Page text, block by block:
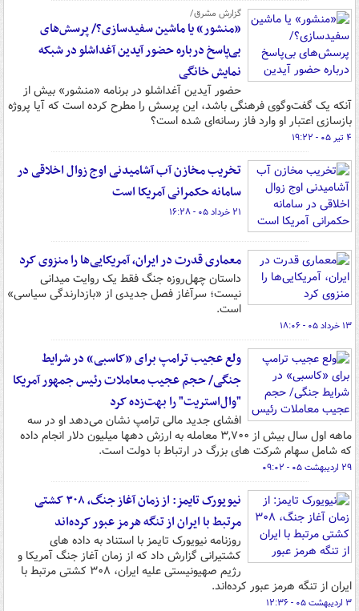
گزارش مشرق/
«منشور» یا ماشین سفیدسازی؟/ پرسش‌های
بی‌پاسخ درباره حضور آیدین آغداشلو در شبکه
نمایش خانگی
حضور آیدین آغداشلو در برنامه «منشور» بیش از
آنکه یک گفت‌وگوی فرهنگی باشد، این پرسش را مطرح کرده است که آیا پروژه
بازسازی اعتبار او وارد فاز رسانه‌ای شده است؟
۴ تیر ۰۵ - ۱۹:۲۲
تخریب مخازن آب آشامیدنی اوج زوال اخلاقی در
سامانه حکمرانی آمریکا است
۲۱ خرداد ۰۵ - ۱۶:۲۸
معماری قدرت در ایران، آمریکایی‌ها را منزوی کرد
داستان چهل‌روزه جنگ فقط یک روایت میدانی
نیست؛ سرآغاز فصل جدیدی از «بازدارندگی سیاسی»
است.
۱۳ خرداد ۰۵ - ۱۸:۰۶
ولع عجیب ترامپ برای «کاسبی» در شرایط
جنگی/ حجم عجیب معاملات رئیس جمهور آمریکا
"وال‌استریت" را بهت‌زده کرد
افشای جدید مالی ترامپ نشان می‌دهد او در سه
ماهه اول سال بیش از ۳,۷۰۰ معامله به ارزش دهها میلیون دلار انجام داده
که شامل سهام شرکت های بزرگ در ارتباط با دولت است.
۲۹ اردیبهشت ۰۵ - ۰۹:۰۲
نیویورک تایمز: از زمان آغاز جنگ، ۳۰۸ کشتی
مرتبط با ایران از تنگه هرمز عبور کرده‌اند
روزنامه نیویورک تایمز با استناد به داده های
کشتیرانی گزارش داد که از زمان آغاز جنگ آمریکا و
رژیم صهیونیستی علیه ایران، ۳۰۸ کشتی مرتبط با
ایران از تنگه هرمز عبور کرده‌اند.
۳ اردیبهشت ۰۵ - ۱۲:۳۶